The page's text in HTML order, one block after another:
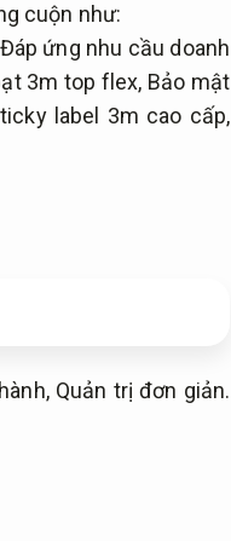
cuộn như:
Đáp ứng nhu cầu doanh
3m top flex, Bảo mật
label 3m cao cấp,
Quản trị đơn giản.